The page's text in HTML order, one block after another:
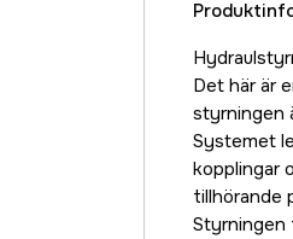
Det här är
styrningen
Systemet
kopplingar
tillhörande
Styrningen